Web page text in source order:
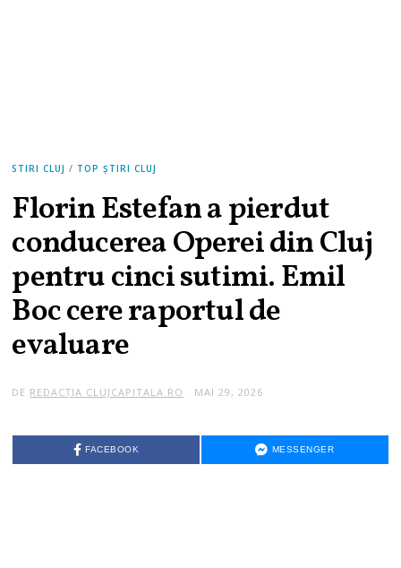
STIRI CLUJ / TOP ȘTIRI CLUJ
Florin Estefan a pierdut
conducerea Operei din Cluj
pentru cinci sutimi. Emil
Boc cere raportul de
evaluare
DE REDACȚIA CLUJCAPITALA.RO MAI 29, 2026
9
,
FACEBOOK MESSENGER